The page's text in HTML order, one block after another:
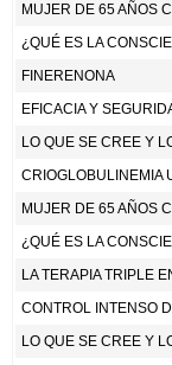
MUJER DE 65 AÑOS
¿QUÉ ES LA
FINERENONA
LO QUE SE CREE Y
MUJER DE 65 AÑOS
¿QUÉ ES LA
LO QUE SE CREE Y